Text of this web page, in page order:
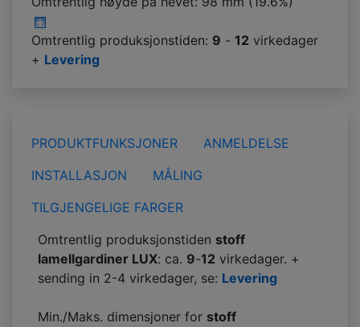
Omtrentlig produksjonstiden: 9 - 12 virkedager
+ Levering
PRODUKTFUNKSJONER
ANMELDELSE
INSTALLASJON
MÅLING
TILGJENGELIGE FARGER
Omtrentlig produksjonstiden stoff
lamellgardiner LUX: ca. 9-12 virkedager. +
sending in 2-4 virkedager, se: Levering
Min./Maks. dimensjoner for stoff